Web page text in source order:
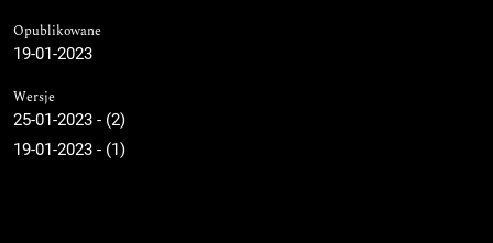
Opublikowane
19-01-2023
Wersje
25-01-2023 - (2)
19-01-2023 - (1)